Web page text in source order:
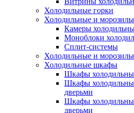
Холодильные горки
Холодильные и
Камеры
Моноблоки
Сплит-системы
Холодильные и
Холодильные шкафы
Шкафы
Шкафы
дверьми
Шкафы
дверьми